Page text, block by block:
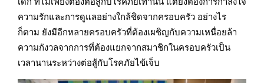
ความรักและการดูแลอย่างใกล้ชิดจากครอบครัว อย่างไร
ก็ตาม ยังมีอีกหลายครอบครัวที่ต้องเผชิญกับความเหนื่อยล้า
ความกังวลจากการที่ต้องแยกจากสมาชิกในครอบครัวเป็น
เวลานานระหว่างต่อสู้กับโรคภัยไข้เจ็บ